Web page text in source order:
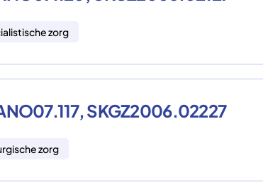
zorg
SKGZ2006.02227
zorg